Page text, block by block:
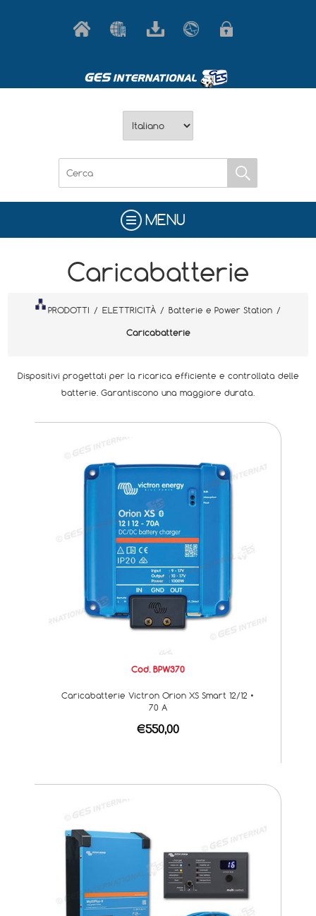
MENU
Caricabatterie
PRODOTTI / ELETTRICITÀ / Batterie e Power Station /
Caricabatterie
Dispositivi progettati per la ricarica efficiente e controllata delle
batterie. Garantiscono una maggiore durata.
Cod. BPW370
Caricabatterie Victron Orion XS Smart 12/12 •
70 A
€550,00